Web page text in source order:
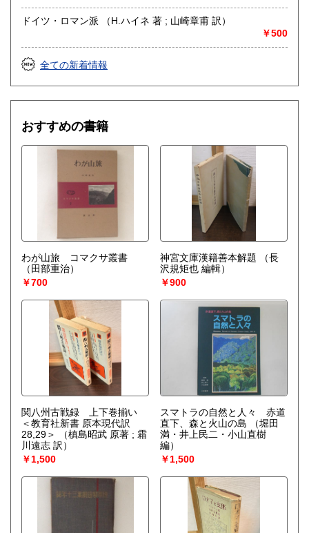
ドイツ・ロマン派 （H.ハイネ 著 ; 山崎章甫 訳）
￥500
全ての新着情報
おすすめの書籍
わが山旅 コマクサ叢書
（田部重治）
￥700
神宮文庫漢籍善本解題
（長
沢規矩也 編輯）
￥900
関八州古戦録 上下巻揃い
＜教育社新書 原本現代訳
28,29＞
（槙島昭武 原著 ; 霜
川遠志 訳）
￥1,500
スマトラの自然と人々 赤道
直下、森と火山の島
（堀田
満・井上民二・小山直樹
編）
￥1,500